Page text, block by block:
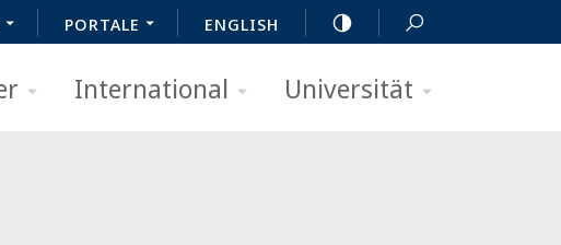
PORTALE ENGLISH
International Universität